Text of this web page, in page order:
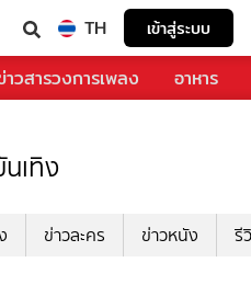
TH เข้าสู่ระบบ
าวสารวงการเพลง อาหาร
เทิง
ข่าวละคร ข่าวหนัง รี